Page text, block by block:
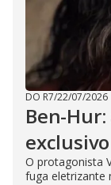
DO R7/22/07/2026
Ben-
O protagonista
fuga eletrizante